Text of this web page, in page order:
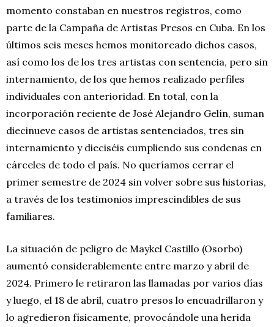
momento constaban en nuestros registros, como
parte de la Campaña de Artistas Presos en Cuba. En los
últimos seis meses hemos monitoreado dichos casos,
así como los de los tres artistas con sentencia, pero sin
internamiento, de los que hemos realizado perfiles
individuales con anterioridad. En total, con la
incorporación reciente de José Alejandro Gelín, suman
diecinueve casos de artistas sentenciados, tres sin
internamiento y dieciséis cumpliendo sus condenas en
cárceles de todo el país. No queríamos cerrar el
primer semestre de 2024 sin volver sobre sus historias,
a través de los testimonios imprescindibles de sus
familiares.
La situación de peligro de Maykel Castillo (Osorbo)
aumentó considerablemente entre marzo y abril de
2024. Primero le retiraron las llamadas por varios días
y luego, el 18 de abril, cuatro presos lo encuadrillaron y
lo agredieron físicamente, provocándole una herida